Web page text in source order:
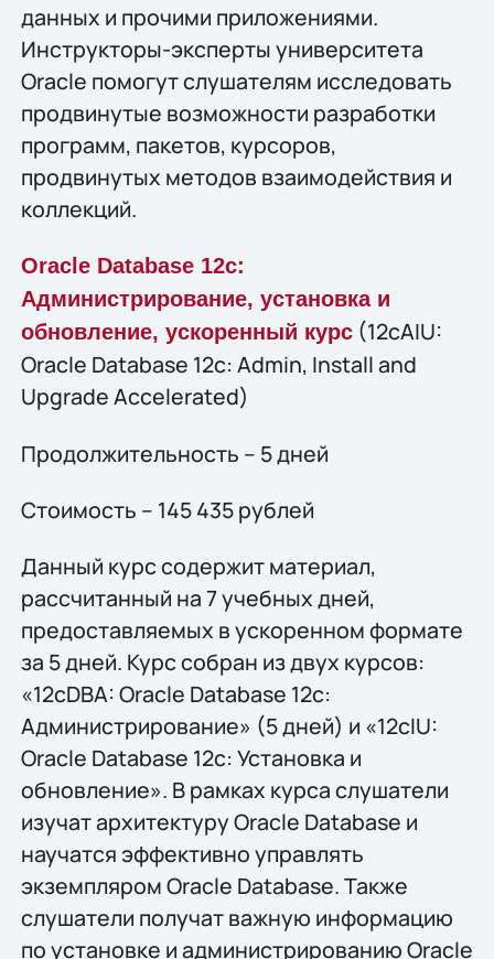
данных и прочими приложениями.
Инструкторы-эксперты университета
Oracle помогут слушателям исследовать
продвинутые возможности разработки
программ, пакетов, курсоров,
продвинутых методов взаимодействия и
коллекций.
Oracle Database 12c:
Администрирование, установка и
обновление, ускоренный курс(12cAIU:
Oracle Database 12c: Admin, Install and
Upgrade Accelerated)
Продолжительность – 5 дней
Стоимость – 145 435 рублей
Данный курс содержит материал,
рассчитанный на 7 учебных дней,
предоставляемых в ускоренном формате
за 5 дней. Курс собран из двух курсов:
«12cDBA: Oracle Database 12c:
Администрирование» (5 дней) и «12cIU:
Oracle Database 12c: Установка и
обновление». В рамках курса слушатели
изучат архитектуру Oracle Database и
научатся эффективно управлять
экземпляром Oracle Database. Также
слушатели получат важную информацию
по установке и администрированию Oracle